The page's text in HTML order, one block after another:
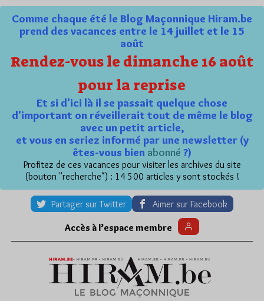
Comme chaque été le Blog Maçonnique Hiram.be
prend des vacances entre le 14 juillet et le 15
août
Rendez-vous le dimanche 16 août
pour la reprise
Et si d'ici là il se passait quelque chose
d'important on réveillerait tout de même le blog
avec un petit article,
et vous en seriez informé par une newsletter (y
êtes-vous bien abonné ?)
Profitez de ces vacances pour visiter les archives du site
(bouton "recherche") : 14 500 articles y sont stockés !
Partager sur Twitter Aimer sur Facebook
Accès à l’espace membre